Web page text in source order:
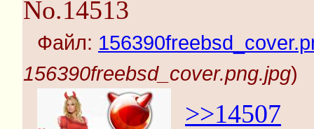
No.14513
Файл:
156390freebsd_cover.png.jpg)
>>14507